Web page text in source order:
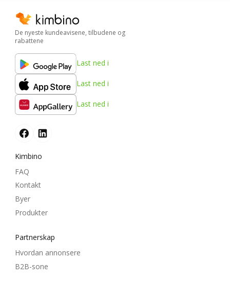
De nyeste kundeavisene, tilbudene og
rabattene
Last ned i
Last ned i
Last ned i
Kimbino
FAQ
Kontakt
Byer
Produkter
Partnerskap
Hvordan annonsere
B2B-sone